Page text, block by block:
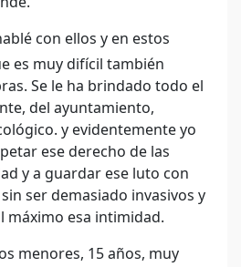
con ellos y en estos
es muy difícil también
Se le ha brindado todo el
del ayuntamiento,
y evidentemente yo
ese derecho de las
y a guardar ese luto con
ser demasiado invasivos y
esa intimidad.
menores, 15 años, muy